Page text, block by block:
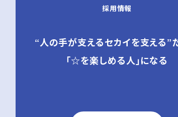
採用情報
“人の手が支えるセカイを支える”
「☆を楽しめる人」になる